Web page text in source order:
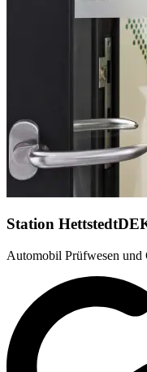
Station Hettstedt
Automobil Prüfwesen und